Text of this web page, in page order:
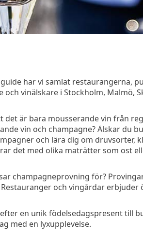
har vi samlat restaurangerna,
och vinälskare i Stockholm, Malmö,
det är bara mousserande vin från
vin och champagne? Älskar du
och lära dig om druvsorter,
det med olika maträtter som ost
champagneprovning för?
Restauranger och vingårdar
en unik födelsedagspresent till
med en lyxupplevelse.